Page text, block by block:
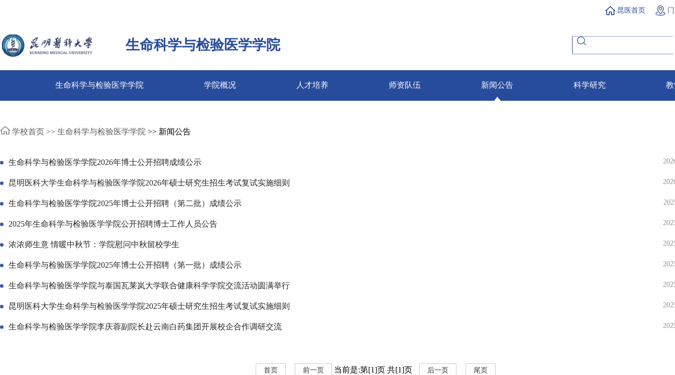
昆医首页
生命科学与检验医学学院
生命科学与检验医学学院 学院概况 人才培养 师资队伍 新闻公告 科学研究
学校首页 >> 生命科学与检验医学学院 >> 新闻公告
生命科学与检验医学学院2026年博士公开招聘成绩公示
昆明医科大学生命科学与检验医学学院2026年硕士研究生招生考试复试实施细则
生命科学与检验医学学院2025年博士公开招聘（第二批）成绩公示
2025年生命科学与检验医学学院公开招聘博士工作人员公告
浓浓师生意 情暖中秋节：学院慰问中秋留校学生
生命科学与检验医学学院2025年博士公开招聘（第一批）成绩公示
生命科学与检验医学学院与泰国瓦莱岚大学联合健康科学学院交流活动圆满举行
昆明医科大学生命科学与检验医学学院2025年硕士研究生招生考试复试实施细则
生命科学与检验医学学院李庆蓉副院长赴云南白药集团开展校企合作调研交流
首页 前一页 当前是:第[1]页 共[1]页 后一页 尾页